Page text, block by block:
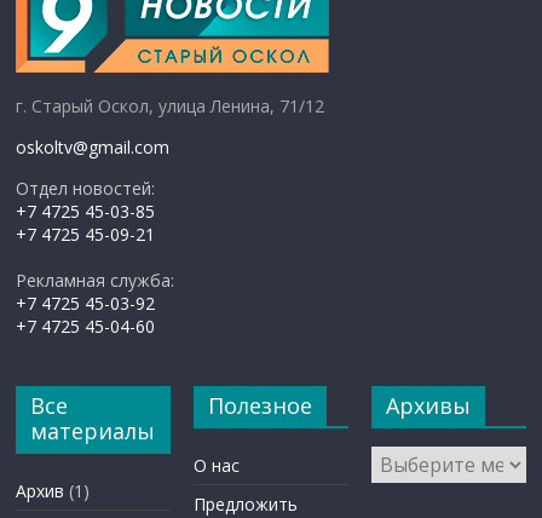
г. Старый Оскол, улица Ленина, 71/12
oskoltv@gmail.com
Отдел новостей:
+7 4725 45-03-85
+7 4725 45-09-21
Рекламная служба:
+7 4725 45-03-92
+7 4725 45-04-60
Все
материалы
Архив (1)
Полезное
О нас
Предложить
Архивы
Архивы